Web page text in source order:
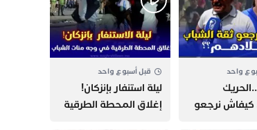
واحد
كيفاش نرجعو
قبل أسبوع واحد
​ليلة استنفار بإنزكان!
إغلاق المحطة الطرقية